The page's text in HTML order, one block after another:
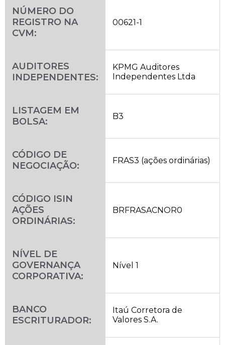
NÚMERO DO
REGISTRO NA
CVM:
00621-1
AUDITORES
INDEPENDENTES:
KPMG Auditores
Independentes Ltda
LISTAGEM EM
BOLSA:
B3
CÓDIGO DE
NEGOCIAÇÃO:
FRAS3 (ações ordinárias)
CÓDIGO ISIN
AÇÕES
ORDINÁRIAS:
BRFRASACNOR0
NÍVEL DE
GOVERNANÇA
CORPORATIVA:
Nível 1
BANCO
ESCRITURADOR:
Itaú Corretora de
Valores S.A.